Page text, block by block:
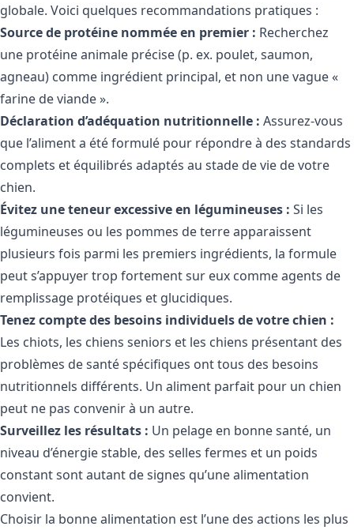
globale. Voici quelques recommandations pratiques :
Source de protéine nommée en premier : Recherchez
une protéine animale précise (p. ex. poulet, saumon,
agneau) comme ingrédient principal, et non une vague «
farine de viande ».
Déclaration d’adéquation nutritionnelle : Assurez-vous
que l’aliment a été formulé pour répondre à des standards
complets et équilibrés adaptés au stade de vie de votre
chien.
Évitez une teneur excessive en légumineuses : Si les
légumineuses ou les pommes de terre apparaissent
plusieurs fois parmi les premiers ingrédients, la formule
peut s’appuyer trop fortement sur eux comme agents de
remplissage protéiques et glucidiques.
Tenez compte des besoins individuels de votre chien :
Les chiots, les chiens seniors et les chiens présentant des
problèmes de santé spécifiques ont tous des besoins
nutritionnels différents. Un aliment parfait pour un chien
peut ne pas convenir à un autre.
Surveillez les résultats : Un pelage en bonne santé, un
niveau d’énergie stable, des selles fermes et un poids
constant sont autant de signes qu’une alimentation
convient.
Choisir la bonne alimentation est l’une des actions les plus